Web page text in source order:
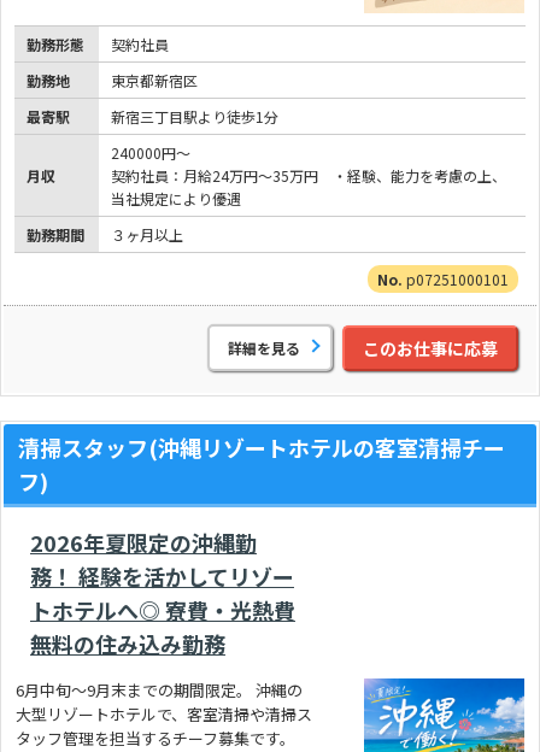
勤務形態
契約社員
勤務地
東京都新宿区
最寄駅
新宿三丁目駅より徒歩1分
月収
240000円～
契約社員：月給24万円～35万円 ・経験、能力を考慮の上、
当社規定により優遇
勤務期間
３ヶ月以上
p07251000101
詳細を見る このお仕事に応募
清掃スタッフ(沖縄リゾートホテルの客室清掃チー
フ)
2026年夏限定の沖縄勤
務！ 経験を活かしてリゾー
トホテルへ◎ 寮費・光熱費
無料の住み込み勤務
6月中旬～9月末までの期間限定。 沖縄の
大型リゾートホテルで、客室清掃や清掃ス
タッフ管理を担当するチーフ募集です。